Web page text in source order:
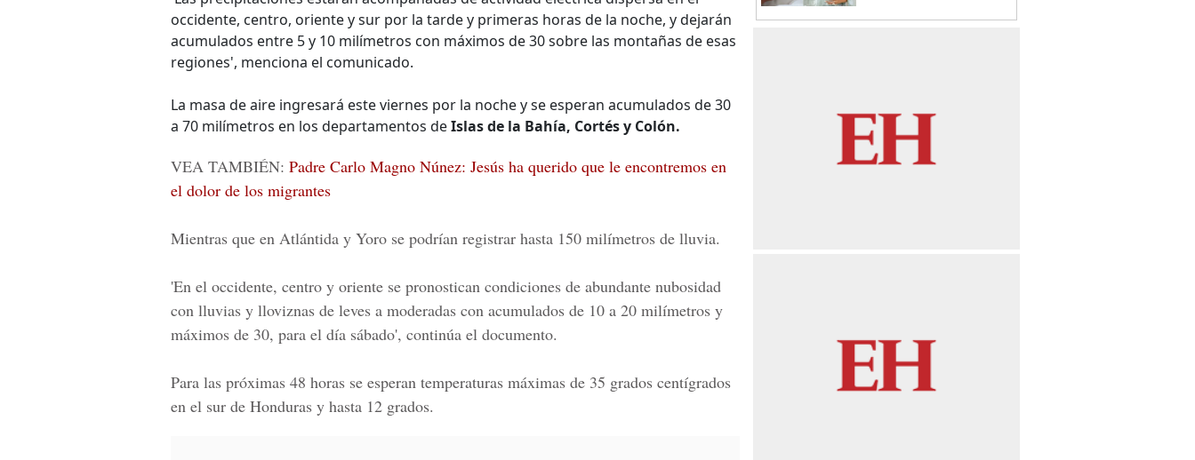
occidente, centro, oriente y sur por la tarde y primeras horas de la noche, y dejarán
acumulados entre 5 y 10 milímetros con máximos de 30 sobre las montañas de esas
regiones', menciona el comunicado.
La masa de aire ingresará este viernes por la noche y se esperan acumulados de 30
a 70 milímetros en los departamentos deIslas de la Bahía, Cortés y Colón.
VEA TAMBIÉN: Padre Carlo Magno Núnez: Jesús ha querido que le encontremos en
el dolor de los migrantes
Mientras que en Atlántida y Yoro se podrían registrar hasta 150 milímetros de lluvia.
'En el occidente, centro y oriente se pronostican condiciones de abundante nubosidad
con lluvias y lloviznas de leves a moderadas con acumulados de 10 a 20 milímetros y
máximos de 30, para el día sábado', continúa el documento.
Para las próximas 48 horas se esperan temperaturas máximas de 35 grados centígrados
en el sur de Honduras y hasta 12 grados.